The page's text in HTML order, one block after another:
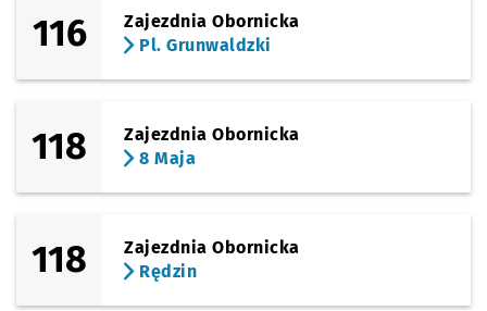
116
Zajezdnia Obornicka
Pl. Grunwaldzki
118
Zajezdnia Obornicka
8 Maja
118
Zajezdnia Obornicka
Rędzin